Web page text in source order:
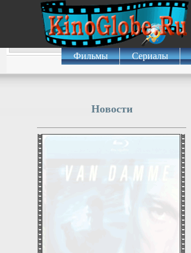
Фильмы Сериалы
Новости